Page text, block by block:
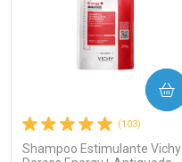
Comprar sem Desconto
Comprar sem Desconto
(103)
Shampoo Estimulante Vichy
COMPRAR